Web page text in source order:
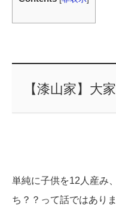
【漆山家】大
単純に子供を12人産み
ち？？って話ではあり